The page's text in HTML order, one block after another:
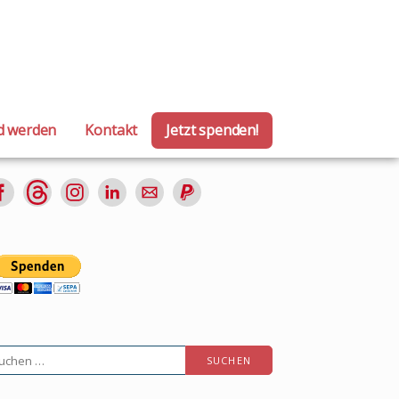
werden Kontakt Jetzt spenden!